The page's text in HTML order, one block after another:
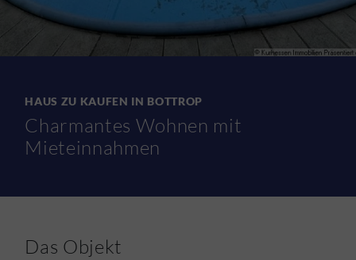
HAUS ZU KAUFEN IN BOTTROP
Charmantes Wohnen mit
Mieteinnahmen
Das Objekt